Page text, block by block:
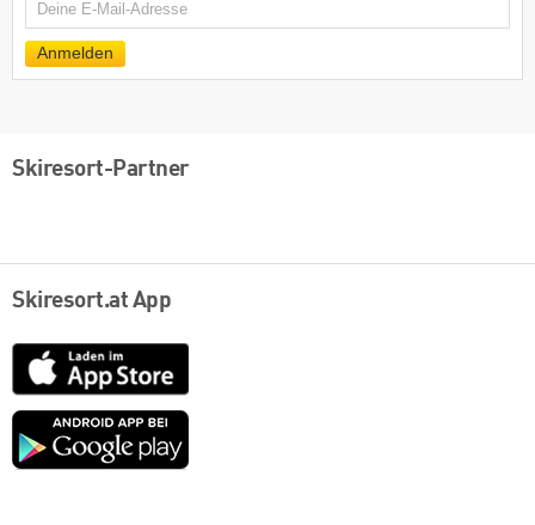
E-
Anmelden
Skiresort-Partner
Skiresort.at App
App
Store
Google